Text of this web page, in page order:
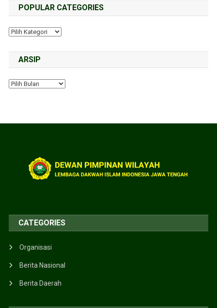
POPULAR CATEGORIES
ARSIP
CATEGORIES
Organisasi
Berita Nasional
Berita Daerah